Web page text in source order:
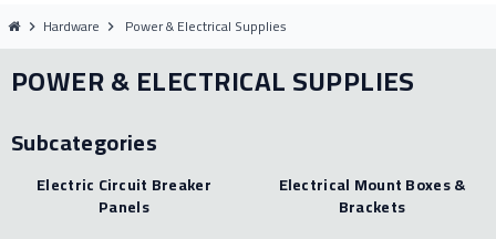
chevron_right Hardware chevron_right Power & Electrical Supplies
POWER & ELECTRICAL SUPPLIES
Subcategories
Electric Circuit Breaker
Panels
Electrical Mount Boxes &
Brackets